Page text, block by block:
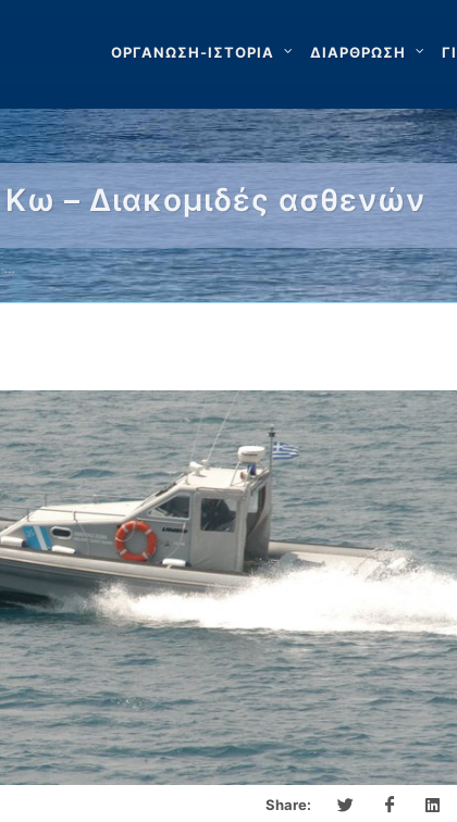
ΟΡΓΑΝΩΣΗ-ΙΣΤΟΡΙΑ ΔΙΑΡΘΡΩΣΗ
– Διακομιδές ασθενών
…
Share: